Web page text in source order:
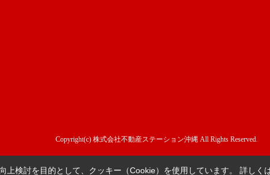
Copyright(c) 株式会社不動産ステーション沖縄 All Rights Reserved.
検討を目的として、クッキー（Cookie）を使用しています。 詳しく